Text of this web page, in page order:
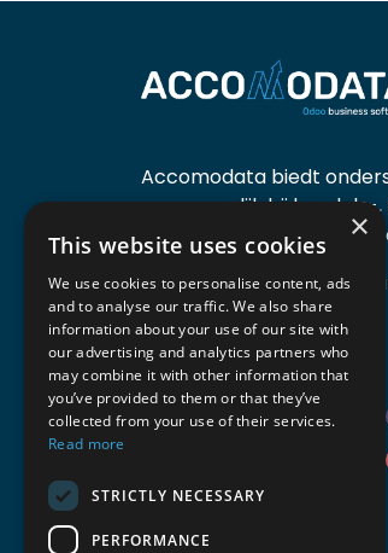
Accomodata biedt
voornamelijk bij
diensten- en
Accomodata is een
actief in België.
Certified v10 Certified v11
Certified v18
×
This website uses cookies
We use cookies to personalise content, ads
and to analyse our traffic. We also share
information about your use of our site with
our advertising and analytics partners who
may combine it with other information that
you’ve provided to them or that they’ve
collected from your use of their services.
Read more
STRICTLY NECESSARY
PERFORMANCE